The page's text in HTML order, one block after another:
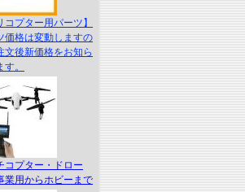
コプター用パーツ】
価格は変動しますの
文後新価格をお知ら
。
コプター・ドロー
業用からホビーまで